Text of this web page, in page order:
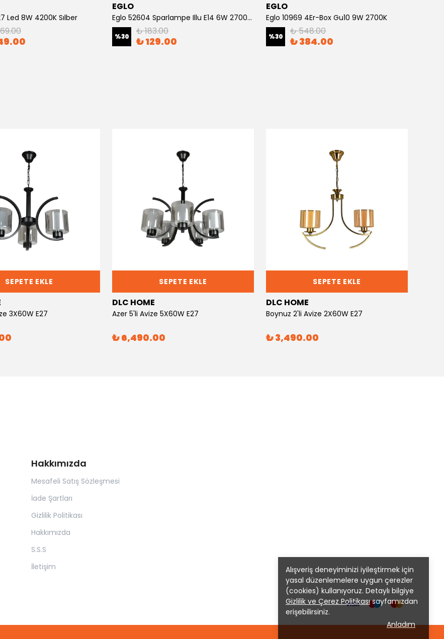
Alışveriş deneyiminizi iyileştirmek için
yasal düzenlemelere uygun çerezler
(cookies) kullanıyoruz. Detaylı bilgiye
Gizlilik ve Çerez Politikasısayfamızdan
erişebilirsiniz.
Anladım
Led 8W 4200K Sılber
EGLO
Eglo 52604 Sparlampe Illu E14 6W 2700K Matt Lıdl
%30 ₺ 183.00
₺ 129.00
EGLO
Eglo 10969 4Er-Box Gu10 9W 2700K
%30 ₺ 548.00
₺ 384.00
SEPETE EKLE
3X60W E27
SEPETE EKLE
DLC HOME
Azer 5'li Avize 5X60W E27
₺ 6,490.00
SEPETE EKLE
DLC HOME
Boynuz 2'li Avize 2X60W E27
₺ 3,490.00
Hakkımızda
Mesafeli Satış Sözleşmesi
İade Şartları
Gizlilik Politikası
Hakkımızda
S.S.S
İletişim